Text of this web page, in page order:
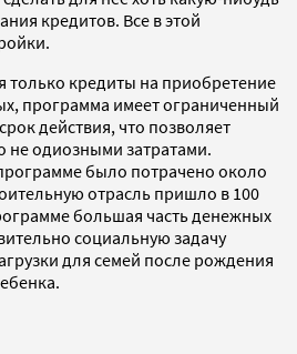
кредитов. Все в этой
кредиты на приобретение
программа имеет ограниченный
действия, что позволяет
одиозными затратами.
было потрачено около
отрасль пришло в 100
большая часть денежных
социальную задачу
для семей после рождения